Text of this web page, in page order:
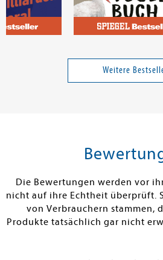
Das NABU-Vogelbuch
Warenkorb
Weitere
Die Bewertungen werden vor
nicht auf ihre Echtheit überprüft.
von Verbrauchern stammen,
Produkte tatsächlich gar nicht